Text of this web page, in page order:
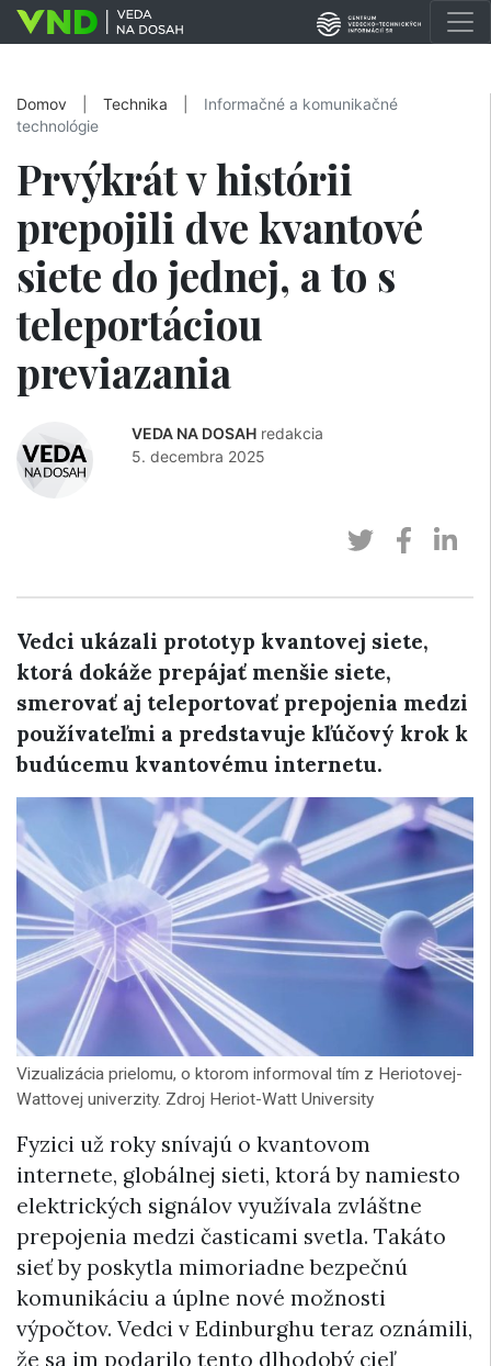
Domov Technika
Informačné a komunikačné
technológie
Prvýkrát v histórii
prepojili dve kvantové
siete do jednej, a to s
teleportáciou
previazania
VEDA NA DOSAH redakcia
5. decembra 2025
Vedci ukázali prototyp kvantovej siete,
ktorá dokáže prepájať menšie siete,
smerovať aj teleportovať prepojenia medzi
používateľmi a predstavuje kľúčový krok k
budúcemu kvantovému internetu.
Vizualizácia prielomu, o ktorom informoval tím z Heriotovej-
Wattovej univerzity. Zdroj Heriot-Watt University
Fyzici už roky snívajú o kvantovom
internete, globálnej sieti, ktorá by namiesto
elektrických signálov využívala zvláštne
prepojenia medzi časticami svetla. Takáto
sieť by poskytla mimoriadne bezpečnú
komunikáciu a úplne nové možnosti
výpočtov. Vedci v Edinburghu teraz oznámili,
že sa im podarilo tento dlhodobý cieľ